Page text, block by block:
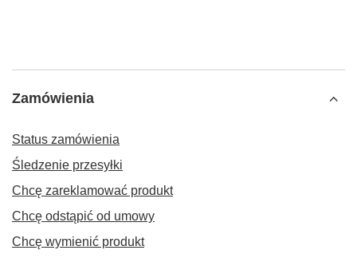
Zamówienia
Status zamówienia
Śledzenie przesyłki
Chcę zareklamować produkt
Chcę odstąpić od umowy
Chcę wymienić produkt